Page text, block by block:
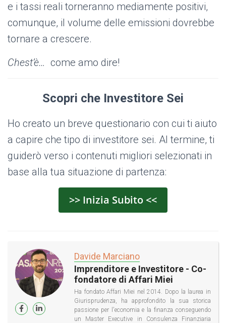
e i tassi reali torneranno mediamente positivi,
comunque, il volume delle emissioni dovrebbe
tornare a crescere.
Chest’è… come amo dire!
Scopri che Investitore Sei
Ho creato un breve questionario con cui ti aiuto
a capire che tipo di investitore sei. Al termine, ti
guiderò verso i contenuti migliori selezionati in
base alla tua situazione di partenza:
>> Inizia Subito <<
Davide Marciano
Imprenditore e Investitore - Co-
fondatore di Affari Miei
Ha fondato Affari Miei nel 2014. Dopo la laurea in
Giurisprudenza, ha approfondito la sua storica
passione per l'economia e la finanza conseguendo
un Master Executive in Consulenza Finanziaria